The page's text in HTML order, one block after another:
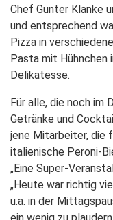
Chef Günter Klanke
und entsprechend
Pizza in
Pasta mit Hühnchen
Delikatesse.
Für alle, die noch im
Getränke und
jene Mitarbeiter, die
italienische Peroni-
„Eine Super-
„Heute war richtig
u.a. in der